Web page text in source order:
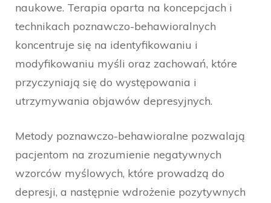
naukowe. Terapia oparta na koncepcjach i
technikach poznawczo-behawioralnych
koncentruje się na identyfikowaniu i
modyfikowaniu myśli oraz zachowań, które
przyczyniają się do występowania i
utrzymywania objawów depresyjnych.
Metody poznawczo-behawioralne pozwalają
pacjentom na zrozumienie negatywnych
wzorców myślowych, które prowadzą do
depresji, a następnie wdrożenie pozytywnych